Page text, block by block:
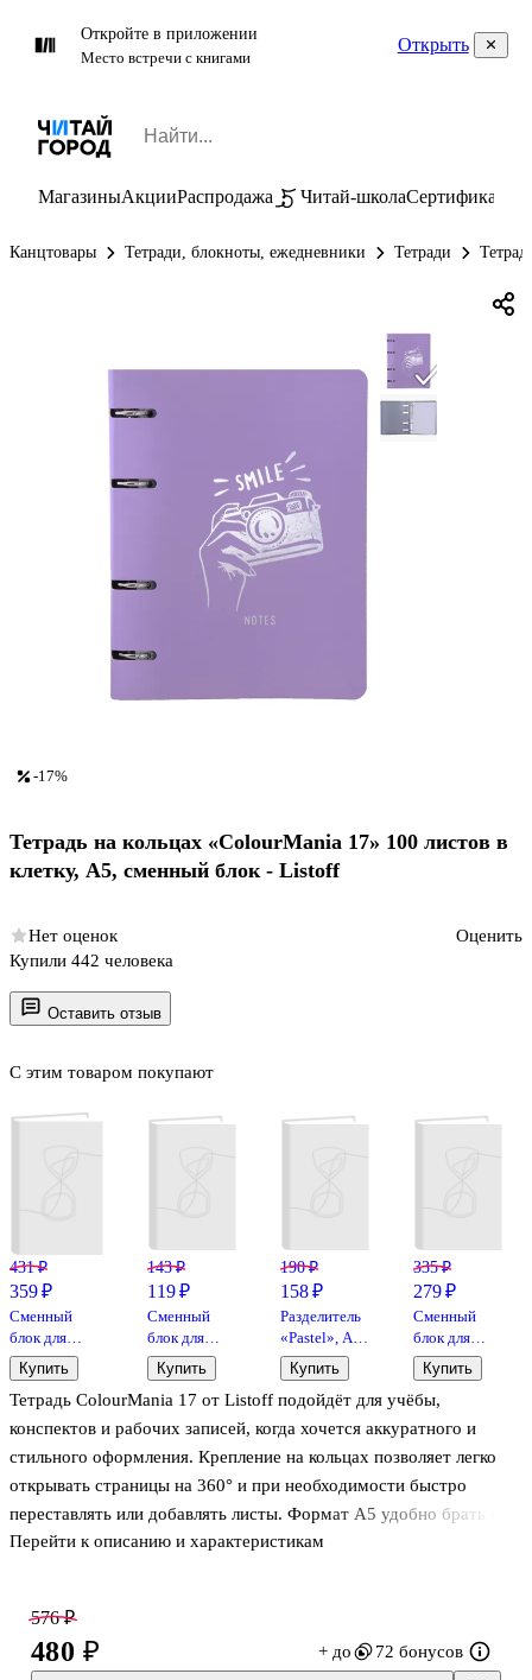
Откройте в приложении
Место встречи с книгами
Открыть
МагазиныАкцииРаспродажа Читай-школаСертификаты
Канцтовары Тетради, блокноты, ежедневники Тетради
Оставить отзыв
Тетрадь ColourMania 17 от Listoff подойдёт для учёбы,
конспектов и рабочих записей, когда хочется аккуратного и
стильного оформления. Крепление на кольцах позволяет легко
открывать страницы на 360° и при необходимости быстро
переставлять или добавлять листы. Формат А5 удобно брать с
собой, линовка в клетку пригодится для математики, планов и
корешок и скруглённые углы помогают тетради дольше
сохранять опрятный вид.
Перейти к описанию и характеристикам
С этим товаром покупают
431 ₽
359 ₽
Сменный
блок для
тетрадей
«Цветной»
120 листов в
клетку, А5,
Купить
143 ₽
119 ₽
Сменный
блок для
тетрадей, 80
листов в
клетку,
белый, А5,
Mark
Купить
190 ₽
158 ₽
Разделитель
«Pastel», А5,
3 цвета, Yoi
Купить
335 ₽
279 ₽
Сменный
блок для
тетрадей
«Hey
Human» 50
листов в
Be Smart
Купить
-17%
Тетрадь на кольцах «ColourMania 17» 100 листов в
клетку, А5, сменный блок - Listoff
Нет оценок
Оценить
Купили 442 человека
576 ₽
480 ₽ + до 72 бонусов